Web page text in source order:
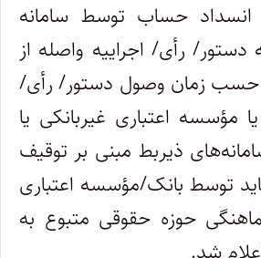
حساب توسط سامانه
رأی‏/ اجراییه واصله از
حسب زمان وصول دستور‏/ رأی‏/
مؤسسه اعتباری غیربانکی یا
ذیربط مبنی بر توقیف
توسط بانک‏/مؤسسه اعتباری
حوزه حقوقی متبوع به